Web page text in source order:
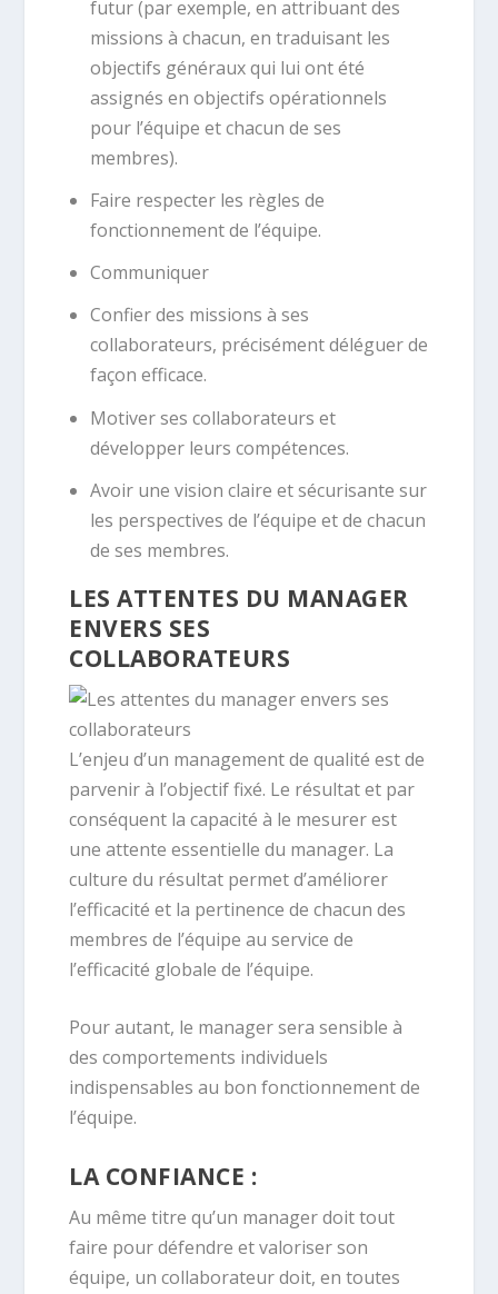
futur (par exemple, en attribuant des
missions à chacun, en traduisant les
objectifs généraux qui lui ont été
assignés en objectifs opérationnels
pour l’équipe et chacun de ses
membres).
Faire respecter les règles de
fonctionnement de l’équipe.
Communiquer
Confier des missions à ses
collaborateurs, précisément déléguer de
façon efficace.
Motiver ses collaborateurs et
développer leurs compétences.
Avoir une vision claire et sécurisante sur
les perspectives de l’équipe et de chacun
de ses membres.
LES ATTENTES DU MANAGER
ENVERS SES
COLLABORATEURS
L’enjeu d’un management de qualité est de
parvenir à l’objectif fixé. Le résultat et par
conséquent la capacité à le mesurer est
une attente essentielle du manager. La
culture du résultat permet d’améliorer
l’efficacité et la pertinence de chacun des
membres de l’équipe au service de
l’efficacité globale de l’équipe.
Pour autant, le manager sera sensible à
des comportements individuels
indispensables au bon fonctionnement de
l’équipe.
LA CONFIANCE :
Au même titre qu’un manager doit tout
faire pour défendre et valoriser son
équipe, un collaborateur doit, en toutes